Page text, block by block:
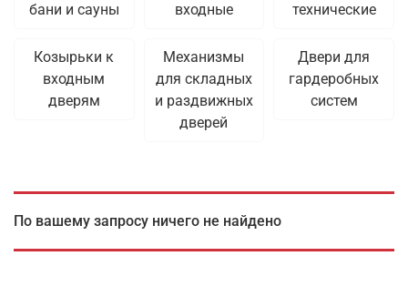
бани и сауны
входные
технические
Козырьки к
входным
дверям
Механизмы
для складных
и раздвижных
дверей
Двери для
гардеробных
систем
По вашему запросу ничего не найдено